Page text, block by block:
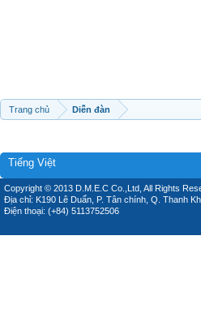
Trang chủ Diễn đàn
Tiếng Việt
Copyright © 2013 D.M.E.C Co.,Ltd, All Rights
Địa chỉ: K190 Lê Duẩn, P. Tân chính, Q. Thanh
Điện thoại: (+84) 5113752506